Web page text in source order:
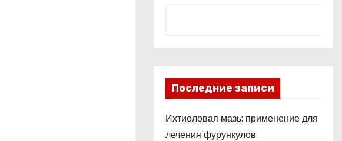
Последние записи
Ихтиоловая мазь: применение для
лечения фурункулов